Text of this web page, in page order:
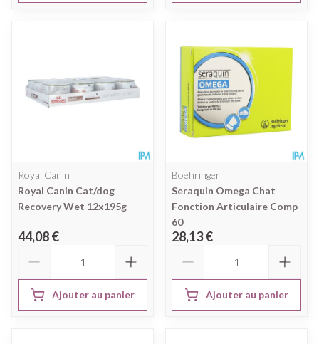
Royal Canin
Royal Canin Cat/dog
Recovery Wet 12x195g
44,08 €
Ajouter au panier
Boehringer
Seraquin Omega Chat
Fonction Articulaire Comp
60
28,13 €
Ajouter au panier